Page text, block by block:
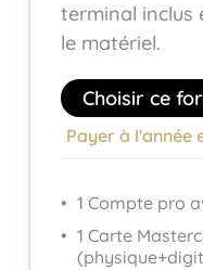
terminal inclus
le matériel.
Choisir ce
Payer à l'année
1 Compte pro
1 Carte